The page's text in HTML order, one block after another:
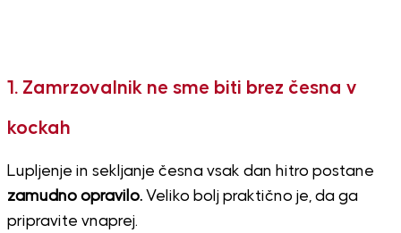
1. Zamrzovalnik ne sme biti brez česna v
kockah
Lupljenje in sekljanje česna vsak dan hitro postane
zamudno opravilo.Veliko bolj praktično je, da ga
pripravite vnaprej.